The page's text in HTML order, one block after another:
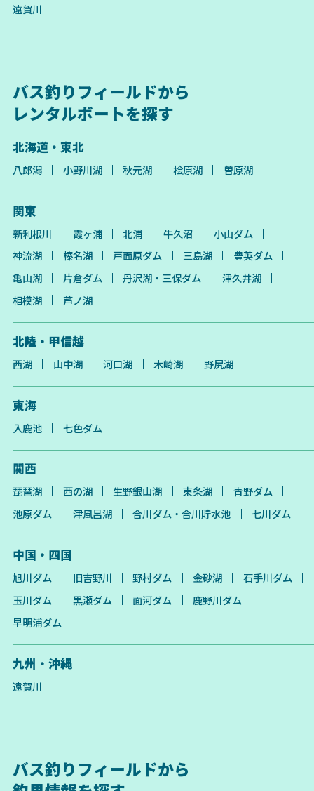
遠賀川
バス釣りフィールドから
レンタルボートを探す
北海道・東北
八郎潟 小野川湖 秋元湖 桧原湖 曽原湖
関東
新利根川 霞ヶ浦 北浦 牛久沼
小山ダム
神流湖
榛名湖 戸面原ダム 三島湖
豊英ダム
亀山湖
片倉ダム 丹沢湖・三保ダム
津久井湖
相模湖
芦ノ湖
北陸・甲信越
西湖 山中湖 河口湖 木崎湖 野尻湖
東海
入鹿池 七色ダム
関西
琵琶湖 西の湖 生野銀山湖 東条湖
青野ダム
池原ダム
津風呂湖 合川ダム・合川貯水池 七川ダム
中国・四国
旭川ダム 旧吉野川 野村ダム 金砂湖
石手川ダム
玉川ダム
黒瀬ダム 面河ダム
鹿野川ダム
早明浦ダム
九州・沖縄
遠賀川
バス釣りフィールドから